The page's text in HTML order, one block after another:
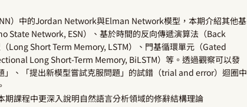
）中的Jordan Network與Elman Network模型，本期介紹其他基
State Network, ESN）、基於時間的反向傳遞演算法（Back
Short Term Memory, LSTM）、門基循環單元（Gated
Long Short-Term Memory, BiLSTM）等。透過觀察可以發
、「提出新模型嘗試克服問題」的試錯（trial and error）迴圈中
課程中更深入說明自然語言分析領域的修辭結構理論